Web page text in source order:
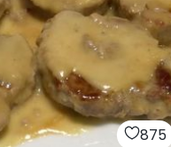
875